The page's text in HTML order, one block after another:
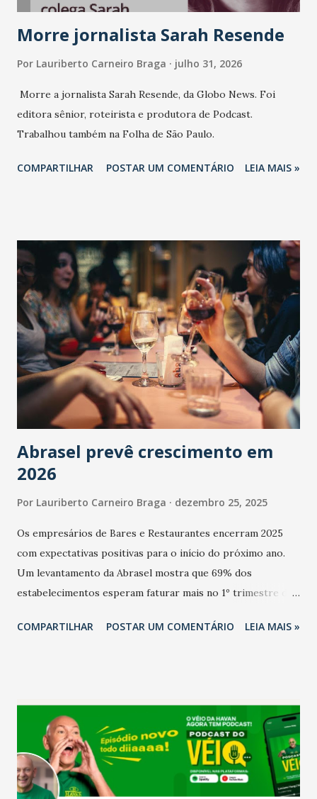
Morre jornalista Sarah Resende
Por Lauriberto Carneiro Braga julho 31, 2026
Morre a jornalista Sarah Resende, da Globo News. Foi
editora sênior, roteirista e produtora de Podcast.
Trabalhou também na Folha de São Paulo.
COMPARTILHAR POSTAR UM COMENTÁRIO LEIA MAIS »
Abrasel prevê crescimento em
2026
Por Lauriberto Carneiro Braga dezembro 25, 2025
Os empresários de Bares e Restaurantes encerram 2025
com expectativas positivas para o início do próximo ano.
Um levantamento da Abrasel mostra que 69% dos
estabelecimentos esperam faturar mais no 1º trimestre de
relação ao último trimestre deste ano, 56% também
confraternizações de fim de ano e pelo pagamento do 13º
Salário para um número maior de trabalhadores, já que o
país tem a menor taxa de desemprego dos anos recentes.
Ainda segundo a Pesquisa, em novembro de 2025, 40% dos
bares e restaurantes operaram com lucro e outros 40%
COMPARTILHAR POSTAR UM COMENTÁRIO LEIA MAIS »